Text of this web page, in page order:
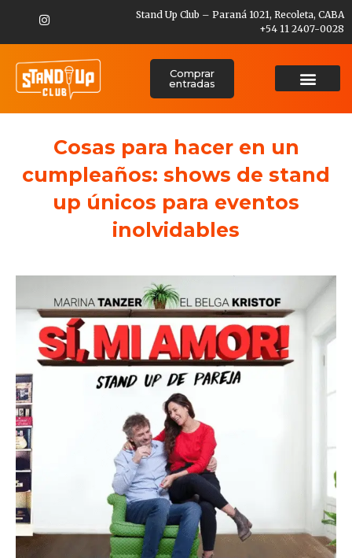
Stand Up Club – Paraná 1021, Recoleta, CABA
+54 11 2407-0028
Comprar
entradas
Cosas para hacer en un
cumpleaños: shows de stand
up únicos para eventos
inolvidables